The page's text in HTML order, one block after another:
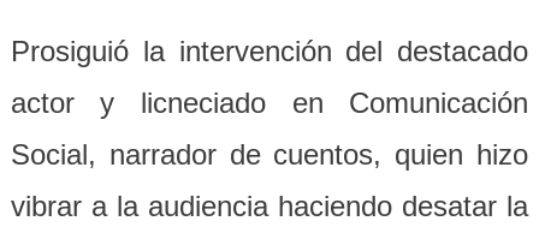
Prosiguió la intervención del destacado
actor y licneciado en Comunicación
Social, narrador de cuentos, quien hizo
vibrar a la audiencia haciendo desatar la